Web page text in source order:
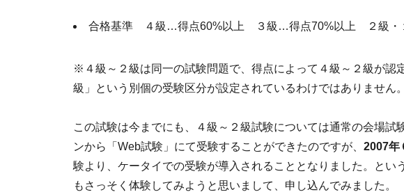
合格基準 ４級…得点60%以上 ３級…得点70%以上 ２級・
※４級～２級は同一の試験問題で、得点によって４級～２級が認
級」という別個の受験区分が設定されているわけではありません。
この試験は今までにも、４級～２級試験については通常の会場試
ンから「Web試験」にて受験することができたのですが、 2007年
験より、ケータイでの受験が導入されることとなりました。とい
もさっそく体験してみようと思いまして、申し込んでみました。